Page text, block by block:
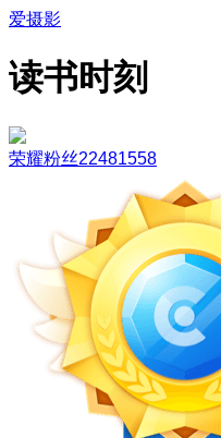
爱摄影
读书时刻
荣耀粉丝22481558